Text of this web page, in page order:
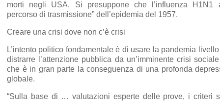
morti negli USA. Si presuppone che l’influenza H1N1
percorso di trasmissione” dell’epidemia del 1957.
Creare una crisi dove non c’è crisi
L’intento politico fondamentale è di usare la pandemia
distrarre l’attenzione pubblica da un’imminente crisi
che è in gran parte la conseguenza di una profonda
globale.
“Sulla base di … valutazioni esperte delle prove, i criteri